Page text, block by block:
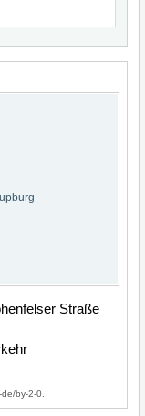
Straße
by-2-0.